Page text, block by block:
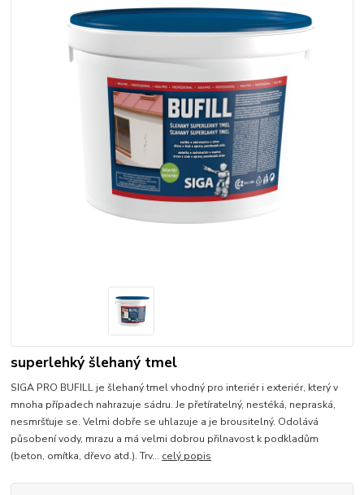
superlehký šlehaný tmel
SIGA PRO BUFILL je šlehaný tmel vhodný pro interiér i exteriér, který v
mnoha případech nahrazuje sádru. Je přetíratelný, nestéká, nepraská,
nesmršťuje se. Velmi dobře se uhlazuje a je brousitelný. Odolává
působení vody, mrazu a má velmi dobrou přilnavost k podkladům
(beton, omítka, dřevo atd.). Trv... celý popis